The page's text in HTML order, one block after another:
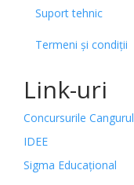
Suport tehnic
Termeni și condiții
Link-uri
Concursurile Cangurul
IDEE
Sigma Educațional